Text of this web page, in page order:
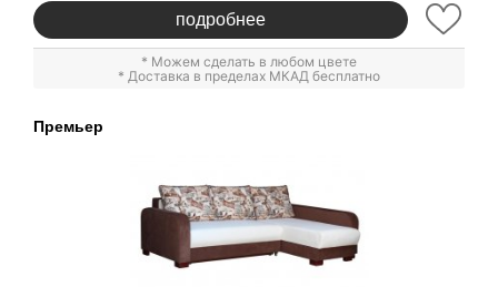
подробнее
* Можем сделать в любом цвете
* Доставка в пределах МКАД бесплатно
Премьер